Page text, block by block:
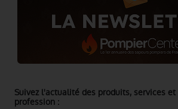
Suivez l'actualité des produits, services
profession :